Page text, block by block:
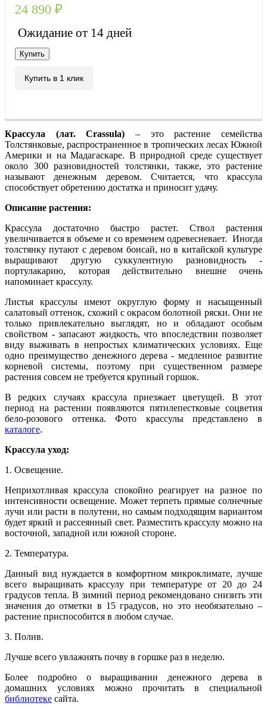
24 890 ₽
Ожидание от 14 дней
Купить
Купить в 1 клик
Крассула (лат. Crassula) – это растение семейства
Толстянковые, распространенное в тропических лесах Южной
Америки и на Мадагаскаре. В природной среде существует
около 300 разновидностей толстянки, также, это растение
называют денежным деревом. Считается, что крассула
способствует обретению достатка и приносит удачу.
Описание растения:
Крассула достаточно быстро растет. Ствол растения
увеличивается в объеме и со временем одревесневает. Иногда
толстянку путают с деревом бонсай, но в китайской культуре
выращивают другую суккулентную разновидность -
портулакарию, которая действительно внешне очень
напоминает крассулу.
Листья крассулы имеют округлую форму и насыщенный
салатовый оттенок, схожий с окрасом болотной ряски. Они не
только привлекательно выглядят, но и обладают особым
свойством - запасают жидкость, что впоследствии позволяет
виду выживать в непростых климатических условиях. Еще
одно преимущество денежного дерева - медленное развитие
корневой системы, поэтому при существенном размере
растения совсем не требуется крупный горшок.
В редких случаях крассула приезжает цветущей. В этот
период на растении появляются пятилепестковые соцветия
бело-розового оттенка. Фото крассулы представлено в
каталоге.
Крассула уход:
1. Освещение.
Неприхотливая крассула спокойно реагирует на разное по
интенсивности освещение. Может терпеть прямые солнечные
лучи или расти в полутени, но самым подходящим вариантом
будет яркий и рассеянный свет. Разместить крассулу можно на
восточной, западной или южной стороне.
2. Температура.
Данный вид нуждается в комфортном микроклимате, лучше
всего выращивать крассулу при температуре от 20 до 24
градусов тепла. В зимний период рекомендовано снизить эти
значения до отметки в 15 градусов, но это необязательно –
растение приспособится в любом случае.
3. Полив.
Лучше всего увлажнять почву в горшке раз в неделю.
Более подробно о выращивании денежного дерева в
домашних условиях можно прочитать в специальной
библиотеке сайта.